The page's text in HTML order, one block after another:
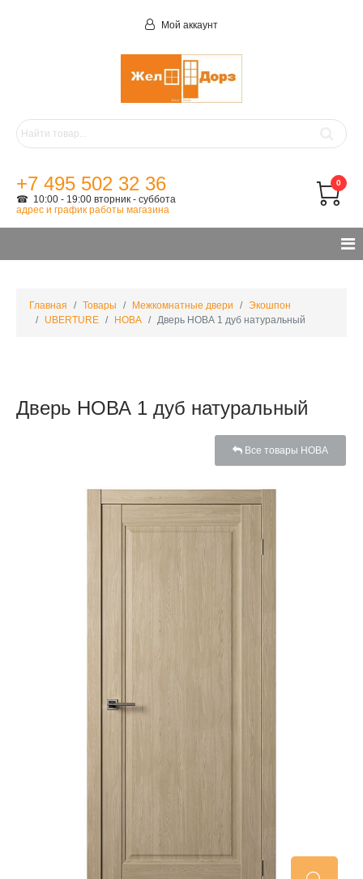
Мой аккаунт
+7 495 502 32 36
☎ 10:00 - 19:00 вторник - суббота
адрес и график работы магазина
0
Главная Товары Межкомнатные двери
Экошпон
UBERTURE
НОВА Дверь НОВА 1 дуб натуральный
Дверь НОВА 1 дуб натуральный
Все товары НОВА